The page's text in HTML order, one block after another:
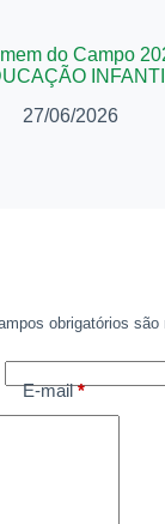
do Campo
27/06/2026
obrigatórios são
E-mail*